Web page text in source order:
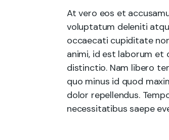
At vero eos et
voluptatum deleniti
occaecati cupiditate
animi, id est laborum et
distinctio. Nam libero
quo minus id quod
dolor repellendus.
necessitatibus saepe